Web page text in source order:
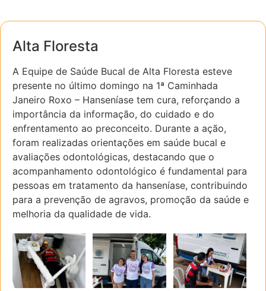
Alta Floresta
A Equipe de Saúde Bucal de Alta Floresta esteve
presente no último domingo na 1ª Caminhada
Janeiro Roxo – Hanseníase tem cura, reforçando a
importância da informação, do cuidado e do
enfrentamento ao preconceito. Durante a ação,
foram realizadas orientações em saúde bucal e
avaliações odontológicas, destacando que o
acompanhamento odontológico é fundamental para
pessoas em tratamento da hanseníase, contribuindo
para a prevenção de agravos, promoção da saúde e
melhoria da qualidade de vida.